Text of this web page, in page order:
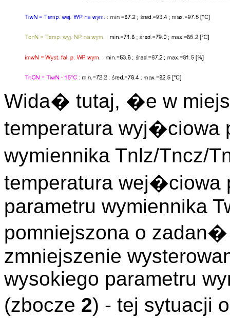
Wida� tutaj, �e w
temperatura wyj�ciowa
wymiennika Tnlz/Tncz/
temperatura wej�ciowa
parametru wymiennika
pomniejszona o
zmniejszenie
wysokiego parametru
(zbocze 2) - tej sytuacji